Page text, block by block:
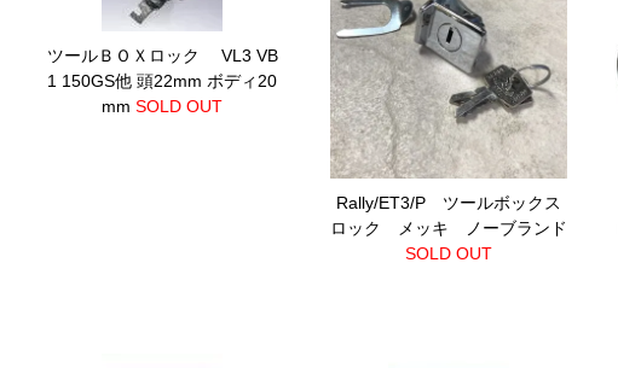
ツールＢＯＸロック VL3 VB
1 150GS他 頭22mm ボディ20
mmSOLD OUT
Rally/ET3/P ツールボックス
ロック メッキ ノーブランド
SOLD OUT